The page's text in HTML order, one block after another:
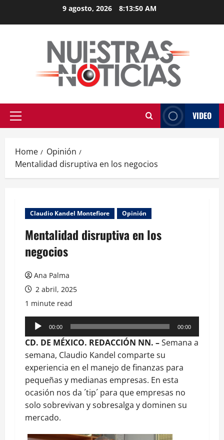
9 agosto, 2026 8:13:50 AM
Primary
VIDEO
Home
Opinión
Mentalidad disruptiva en los negocios
Claudio Kandel Montefiore Opinión
Mentalidad disruptiva en los
negocios
Ana Palma
2 abril, 2025
1 minute read
Reproductor
de
audio
00:00 00:00
CD. DE MÉXICO. REDACCIÓN NN. –Semana a
semana, Claudio Kandel comparte su
experiencia en el manejo de finanzas para
pequeñas y medianas empresas. En esta
ocasión nos da ´tip´ para que empresas no
solo sobrevivan y sobresalga y dominen su
mercado.